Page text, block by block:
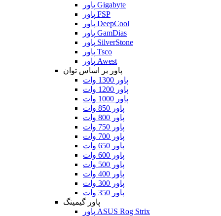
پاور Gigabyte
پاور FSP
پاور DeepCool
پاور GamDias
پاور SilverStone
پاور Tsco
پاور Awest
پاور بر اساس توان
پاور 1300 وات
پاور 1200 وات
پاور 1000 وات
پاور 850 وات
پاور 800 وات
پاور 750 وات
پاور 700 وات
پاور 650 وات
پاور 600 وات
پاور 500 وات
پاور 400 وات
پاور 300 وات
پاور 350 وات
پاور گیمینگ
پاور ASUS Rog Strix